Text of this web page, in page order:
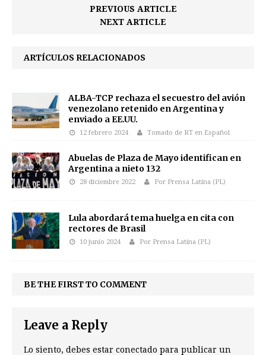
PREVIOUS ARTICLE
NEXT ARTICLE
ARTÍCULOS RELACIONADOS
ALBA-TCP rechaza el secuestro del avión
venezolano retenido en Argentina y
enviado a EE.UU.
12 febrero 2024 Tomado de RT en Español
Abuelas de Plaza de Mayo identifican en
Argentina a nieto 132
28 diciembre 2022 Por Prensa Latina (PL)
Lula abordará tema huelga en cita con
rectores de Brasil
10 junio 2024 Por Prensa Latina (PL)
BE THE FIRST TO COMMENT
Leave a Reply
Lo siento, debes estar conectado para publicar un